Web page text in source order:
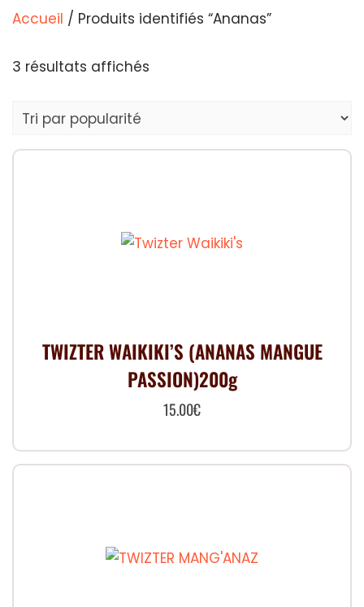
Accueil / Produits identifiés “Ananas”
3 résultats affichés
TWIZTER WAIKIKI’S (ANANAS MANGUE
PASSION)200g
15.00€